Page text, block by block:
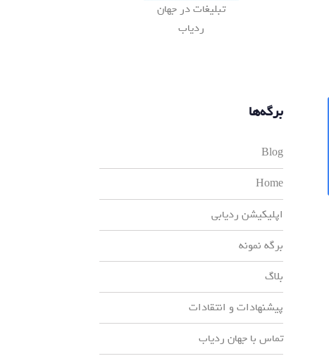
تبلیغات در جهان
ردیاب
برگه‌ها
Blog
Home
اپلیکیشن ردیابی
برگه نمونه
بلاگ
پیشنهادات و انتقادات
تماس با جهان ردیاب